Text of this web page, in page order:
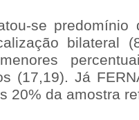
se
bilateral
(17,19). Já
20% da amostra